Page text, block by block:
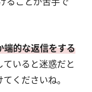
端的な返信をする
いると迷惑だと
くださいね。